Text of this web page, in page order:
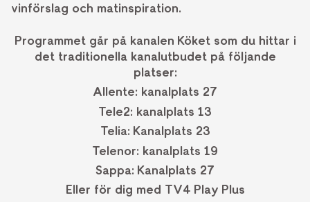
vinförslag och matinspiration.
Programmet går på kanalen Köket som du hittar i
det traditionella kanalutbudet på följande
platser:
Allente: kanalplats 27
Tele2: kanalplats 13
Telia: Kanalplats 23
Telenor: kanalplats 19
Sappa: Kanalplats 27
Eller för dig med TV4 Play Plus